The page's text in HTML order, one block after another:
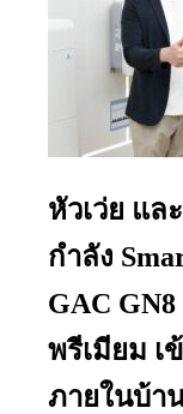
หัวเว่ย แล
กำลัง
GAC
พรีเมียม เ
ภายในบ้า